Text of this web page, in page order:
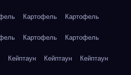
Картофель Картофель
Картофель Картофель
Кейптаун Кейптаун Кейптаун